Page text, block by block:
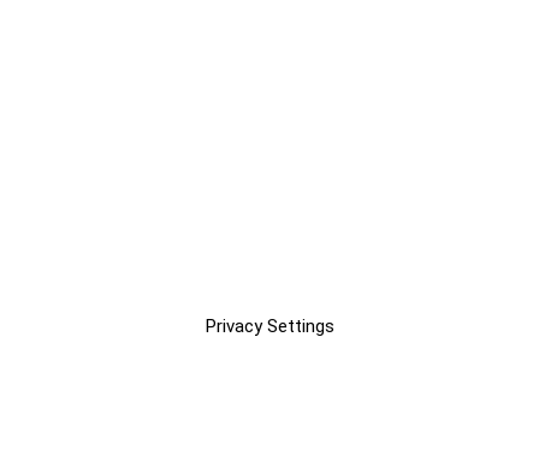
Privacy Settings